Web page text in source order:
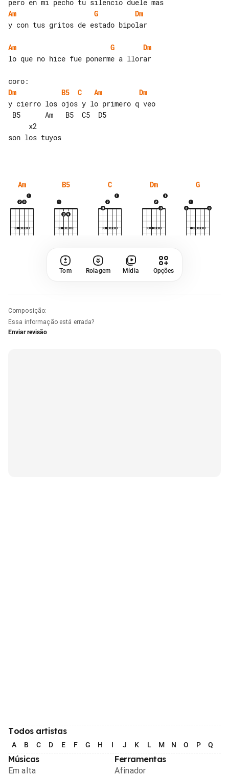
Am
G
Dm
y con tus gritos de estado bipolar
Am G
Dm
lo que no hice fue ponerme a llorar
Dm
B5 C Am
Dm
y cierro los ojos y lo primero q veo
son los tuyos
Am B5 C Dm G
Tom Rolagem Mídia Opções
Composição:
Essa informação está errada?
Enviar revisão
Todos artistas
A B C D E F G H I J K L M N O P Q
Músicas
Em alta
Ferramentas
Afinador